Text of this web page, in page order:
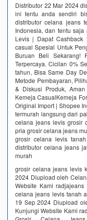
Distributor 22 Mar 2024
ini tentu anda sendiri
distributor celana jeans
Indonesia, dan tentu
Levis | Dapat Cashback
casual Spesial Untuk
Buruan Beli Sekarang!
Terpercaya. Cicilan 0%
tahun, Bisa Same Day
Metode Pembayaran,
& Diskusi Produk,
Kemeja CasualKemeja
Original Import | Shopee
termurah langsung dari
celana jeans levis grosir
pria grosir celana jeans
grosir celana levis
distributor celana jeans
murah
grosir celana jeans levis
2024 Diupload oleh
Website Kami
celana jeans levis tanah
19 Sep 2024 Diupload
Kunjungi Website Kami